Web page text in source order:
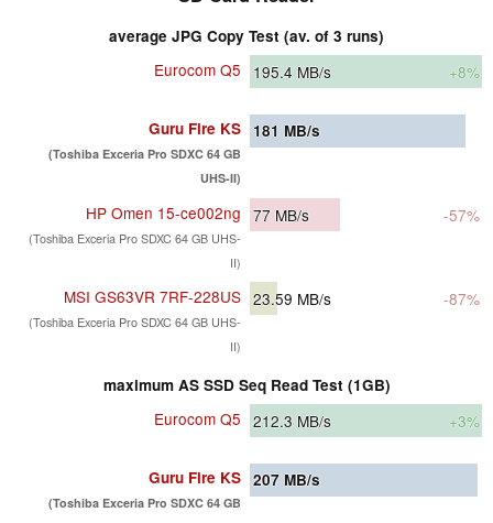
average JPG Copy Test (av. of 3 runs)
Eurocom Q5 195.4 MB/s +8%
Guru Fire KS
(Toshiba Exceria Pro SDXC 64 GB
UHS-II)
181 MB/s
HP Omen 15-ce002ng
(Toshiba Exceria Pro SDXC 64 GB UHS-
II)
77 MB/s -57%
MSI GS63VR 7RF-228US
(Toshiba Exceria Pro SDXC 64 GB UHS-
II)
23.59 MB/s -87%
maximum AS SSD Seq Read Test (1GB)
Eurocom Q5 212.3 MB/s +3%
Guru Fire KS
(Toshiba Exceria Pro SDXC 64 GB
207 MB/s